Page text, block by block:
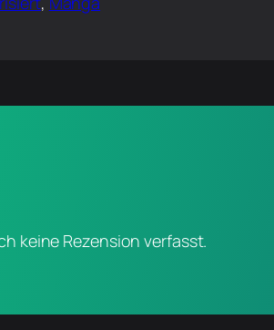
keine Rezension verfasst.